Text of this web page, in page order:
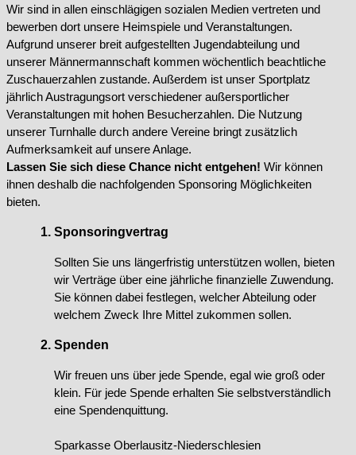
Wir sind in allen einschlägigen sozialen Medien vertreten und
bewerben dort unsere Heimspiele und Veranstaltungen.
Aufgrund unserer breit aufgestellten Jugendabteilung und
unserer Männermannschaft kommen wöchentlich beachtliche
Zuschauerzahlen zustande. Außerdem ist unser Sportplatz
jährlich Austragungsort verschiedener außersportlicher
Veranstaltungen mit hohen Besucherzahlen. Die Nutzung
unserer Turnhalle durch andere Vereine bringt zusätzlich
Aufmerksamkeit auf unsere Anlage.
Lassen Sie sich diese Chance nicht entgehen! Wir können
ihnen deshalb die nachfolgenden Sponsoring Möglichkeiten
bieten.
Sponsoringvertrag
Sollten Sie uns längerfristig unterstützen wollen, bieten
wir Verträge über eine jährliche finanzielle Zuwendung.
Sie können dabei festlegen, welcher Abteilung oder
welchem Zweck Ihre Mittel zukommen sollen.
Spenden
Wir freuen uns über jede Spende, egal wie groß oder
klein. Für jede Spende erhalten Sie selbstverständlich
eine Spendenquittung.
Sparkasse Oberlausitz-Niederschlesien